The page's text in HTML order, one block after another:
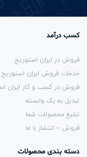
کسب درآمد
فروش در ایران استوریج
خدمات فروش ایران استوریج
فروش در کسب و کار ایران
تبدیل به یک وابسته
تبلیغ محصولات شما
فروش – انتشار با ما
دسته بندی محصولات